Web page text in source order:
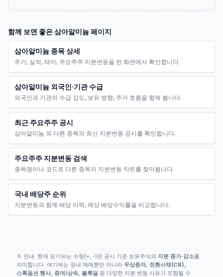
함께 보면 좋은삼아알미늄페이지
삼아알미늄 종목 상세
주가, 실적, 테마, 주요주주 지분변동을 한 화면에서 확인합니다.
삼아알미늄 외국인·기관 수급
외국인과 기관의 수급 강도, 보유 방향, 주가 흐름을 함께 봅니다.
최근 주요주주 공시
삼아알미늄 외 다른 종목의 최신 지분변동 공시를 확인합니다.
주요주주 지분변동 검색
종목명이나 코드로 다른 종목의 지분변동 차트를 찾아봅니다.
국내 배당주 순위
지분변동과 함께 배당 이력, 예상 배당수익률을 비교합니다.
※ 안내: 현재 표기되는 수량(+, -)은 공시 기준 보유주식의 지분 증가·감소를
의미합니다. 여기에는 장내 매매뿐만 아니라 무상증자, 전환사채(CB),
스톡옵션 행사, 증여/상속, 블록딜 등 다양한 지분 변동 사유가 포함될 수